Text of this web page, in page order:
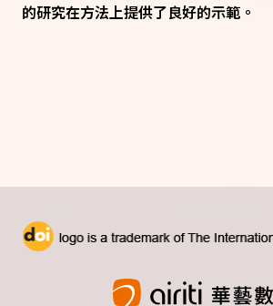
的研究在方法上提供了良好的示範。